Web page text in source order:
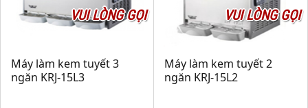
VUI LÒNG GỌI
Máy làm kem tuyết 3
ngăn KRJ-15L3
VUI LÒNG GỌI
Máy làm kem tuyết 2
ngăn KRJ-15L2